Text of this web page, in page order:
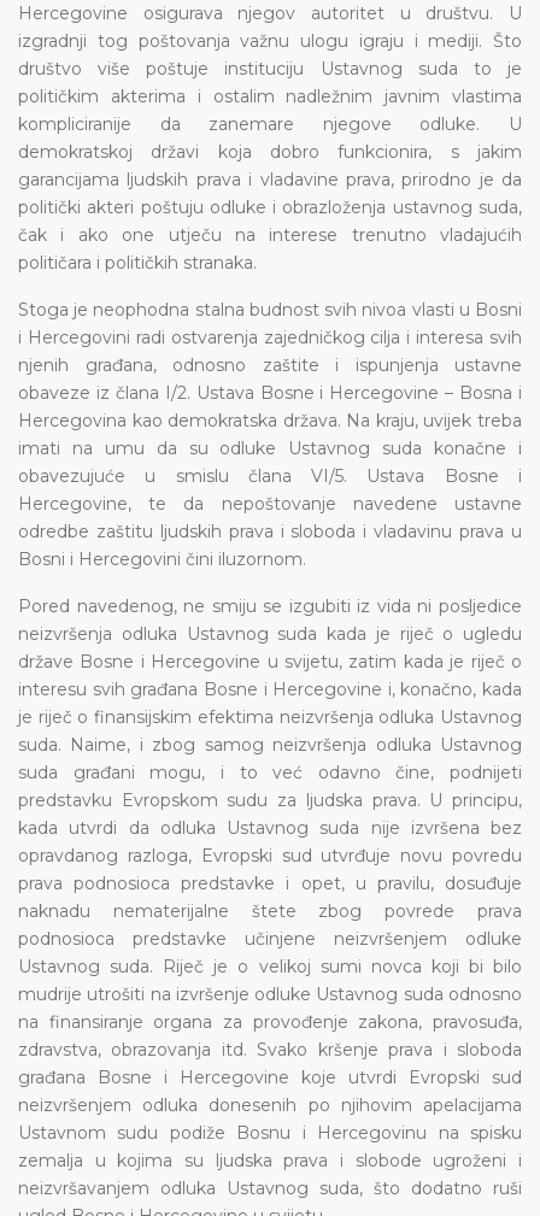
Hercegovine osigurava njegov autoritet u društvu. U
izgradnji tog poštovanja važnu ulogu igraju i mediji. Što
društvo više poštuje instituciju Ustavnog suda to je
političkim akterima i ostalim nadležnim javnim vlastima
kompliciranije da zanemare njegove odluke. U
demokratskoj državi koja dobro funkcionira, s jakim
garancijama ljudskih prava i vladavine prava, prirodno je da
politički akteri poštuju odluke i obrazloženja ustavnog suda,
čak i ako one utječu na interese trenutno vladajućih
političara i političkih stranaka.
Stoga je neophodna stalna budnost svih nivoa vlasti u Bosni
i Hercegovini radi ostvarenja zajedničkog cilja i interesa svih
njenih građana, odnosno zaštite i ispunjenja ustavne
obaveze iz člana I/2. Ustava Bosne i Hercegovine – Bosna i
Hercegovina kao demokratska država. Na kraju, uvijek treba
imati na umu da su odluke Ustavnog suda konačne i
obavezujuće u smislu člana VI/5. Ustava Bosne i
Hercegovine, te da nepoštovanje navedene ustavne
odredbe zaštitu ljudskih prava i sloboda i vladavinu prava u
Bosni i Hercegovini čini iluzornom.
Pored navedenog, ne smiju se izgubiti iz vida ni posljedice
neizvršenja odluka Ustavnog suda kada je riječ o ugledu
države Bosne i Hercegovine u svijetu, zatim kada je riječ o
interesu svih građana Bosne i Hercegovine i, konačno, kada
je riječ o finansijskim efektima neizvršenja odluka Ustavnog
suda. Naime, i zbog samog neizvršenja odluka Ustavnog
suda građani mogu, i to već odavno čine, podnijeti
predstavku Evropskom sudu za ljudska prava. U principu,
kada utvrdi da odluka Ustavnog suda nije izvršena bez
opravdanog razloga, Evropski sud utvrđuje novu povredu
prava podnosioca predstavke i opet, u pravilu, dosuđuje
naknadu nematerijalne štete zbog povrede prava
podnosioca predstavke učinjene neizvršenjem odluke
Ustavnog suda. Riječ je o velikoj sumi novca koji bi bilo
mudrije utrošiti na izvršenje odluke Ustavnog suda odnosno
na finansiranje organa za provođenje zakona, pravosuđa,
zdravstva, obrazovanja itd. Svako kršenje prava i sloboda
građana Bosne i Hercegovine koje utvrdi Evropski sud
neizvršenjem odluka donesenih po njihovim apelacijama
Ustavnom sudu podiže Bosnu i Hercegovinu na spisku
zemalja u kojima su ljudska prava i slobode ugroženi i
neizvršavanjem odluka Ustavnog suda, što dodatno ruši